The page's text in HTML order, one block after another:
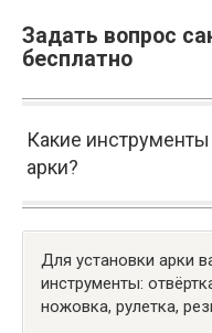
Задать вопрос
бесплатно
Какие
арки?
Для установки арки
инструменты:
ножовка, рулетка,